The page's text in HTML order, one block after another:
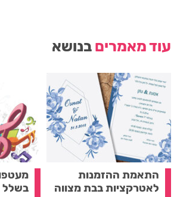
עוד מאמרים בנושא
התאמת ההזמנות
לאטרקציות בבת מצווה
בשלל